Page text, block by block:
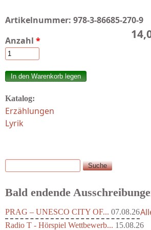
Artikelnummer: 978-3-86685-270-9
Anzahl *
Katalog:
Erzählungen
Lyrik
Suchformular
Suche
Bald endende
PRAG – UNESCO CITY OF... 07.08.26
Radio T - Hörspiel Wettbewerb... 15.08.26